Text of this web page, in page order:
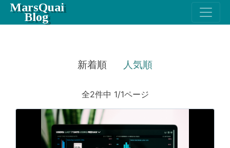
MarsQuai
Blog
新着順 人気順
全2件中 1/1ページ